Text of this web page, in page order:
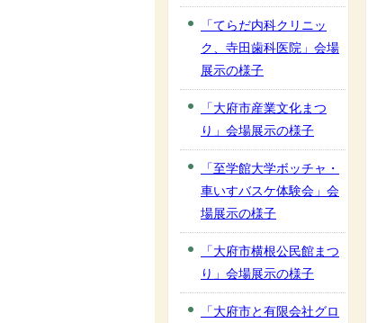
「てらだ内科クリニッ
ク、寺田歯科医院」会場
展示の様子
「大府市産業文化まつ
り」会場展示の様子
「至学館大学ボッチャ・
車いすバスケ体験会」会
場展示の様子
「大府市横根公民館まつ
り」会場展示の様子
「大府市と有限会社グロ